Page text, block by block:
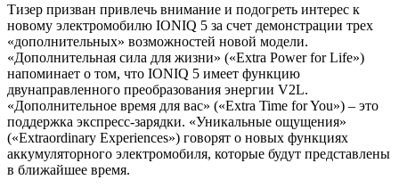
Тизер призван привлечь внимание и подогреть интерес к
новому электромобилю IONIQ 5 за счет демонстрации трех
«дополнительных» возможностей новой модели.
«Дополнительная сила для жизни» («Extra Power for Life»)
напоминает о том, что IONIQ 5 имеет функцию
двунаправленного преобразования энергии V2L.
«Дополнительное время для вас» («Extra Time for You») – это
поддержка экспресс-зарядки. «Уникальные ощущения»
(«Extraordinary Experiences») говорят о новых функциях
аккумуляторного электромобиля, которые будут представлены
в ближайшее время.